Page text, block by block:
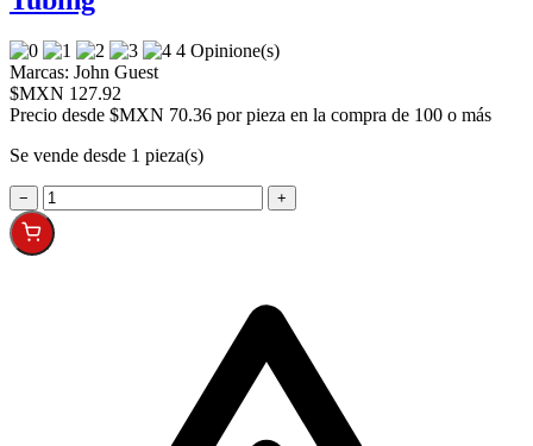
4 Opinione(s)
Marcas: John Guest
$MXN 127.92
Precio desde $MXN 70.36 por pieza en la compra de 100 o más
Se vende desde 1 pieza(s)
− +